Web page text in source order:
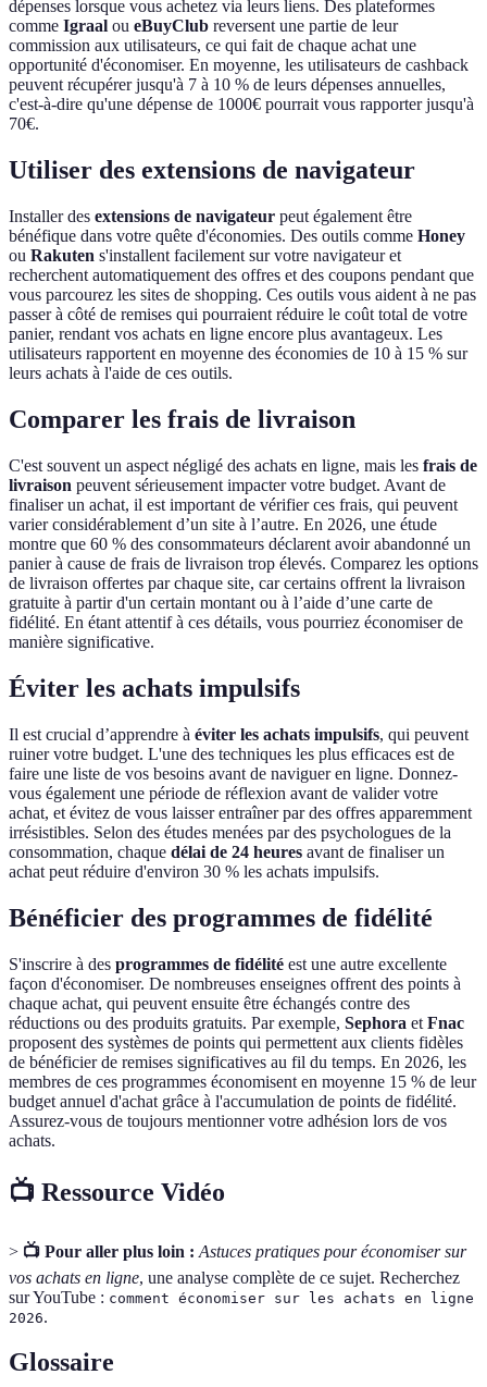
dépenses lorsque vous achetez via leurs liens. Des plateformes
comme Igraal ou eBuyClub reversent une partie de leur
commission aux utilisateurs, ce qui fait de chaque achat une
opportunité d'économiser. En moyenne, les utilisateurs de cashback
peuvent récupérer jusqu'à 7 à 10 % de leurs dépenses annuelles,
c'est-à-dire qu'une dépense de 1000€ pourrait vous rapporter jusqu'à
70€.
Utiliser des extensions de navigateur
Installer des extensions de navigateur peut également être
bénéfique dans votre quête d'économies. Des outils comme Honey
ou Rakuten s'installent facilement sur votre navigateur et
recherchent automatiquement des offres et des coupons pendant que
vous parcourez les sites de shopping. Ces outils vous aident à ne pas
passer à côté de remises qui pourraient réduire le coût total de votre
panier, rendant vos achats en ligne encore plus avantageux. Les
utilisateurs rapportent en moyenne des économies de 10 à 15 % sur
leurs achats à l'aide de ces outils.
Comparer les frais de livraison
C'est souvent un aspect négligé des achats en ligne, mais les frais de
livraison peuvent sérieusement impacter votre budget. Avant de
finaliser un achat, il est important de vérifier ces frais, qui peuvent
varier considérablement d’un site à l’autre. En 2026, une étude
montre que 60 % des consommateurs déclarent avoir abandonné un
panier à cause de frais de livraison trop élevés. Comparez les options
de livraison offertes par chaque site, car certains offrent la livraison
gratuite à partir d'un certain montant ou à l’aide d’une carte de
fidélité. En étant attentif à ces détails, vous pourriez économiser de
manière significative.
Éviter les achats impulsifs
Il est crucial d’apprendre à éviter les achats impulsifs, qui peuvent
ruiner votre budget. L'une des techniques les plus efficaces est de
faire une liste de vos besoins avant de naviguer en ligne. Donnez-
vous également une période de réflexion avant de valider votre
achat, et évitez de vous laisser entraîner par des offres apparemment
irrésistibles. Selon des études menées par des psychologues de la
consommation, chaque délai de 24 heures avant de finaliser un
achat peut réduire d'environ 30 % les achats impulsifs.
Bénéficier des programmes de fidélité
S'inscrire à des programmes de fidélité est une autre excellente
façon d'économiser. De nombreuses enseignes offrent des points à
chaque achat, qui peuvent ensuite être échangés contre des
réductions ou des produits gratuits. Par exemple, Sephora et Fnac
proposent des systèmes de points qui permettent aux clients fidèles
de bénéficier de remises significatives au fil du temps. En 2026, les
membres de ces programmes économisent en moyenne 15 % de leur
budget annuel d'achat grâce à l'accumulation de points de fidélité.
Assurez-vous de toujours mentionner votre adhésion lors de vos
achats.
📺 Ressource Vidéo
> 📺 Pour aller plus loin : Astuces pratiques pour économiser sur
vos achats en ligne, une analyse complète de ce sujet. Recherchez
sur YouTube : comment économiser sur les achats en ligne
2026.
Glossaire